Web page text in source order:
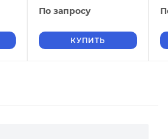
По запросу
КУПИТЬ